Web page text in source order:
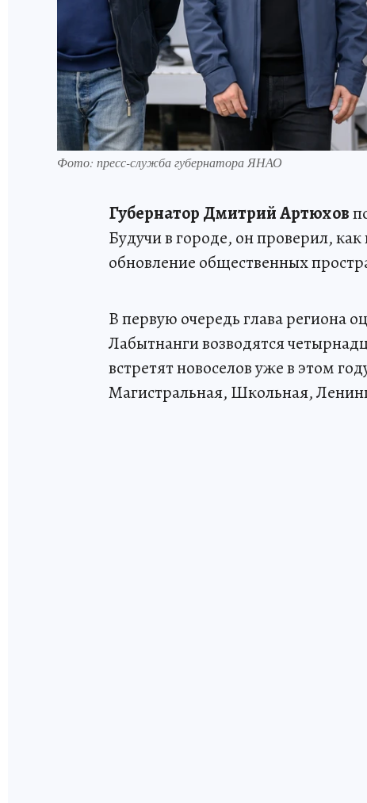
Фото: пресс-служба губернатора ЯНАО
Губернатор Дмитрий Артюхов
Будучи в городе, он проверил,
обновление общественных
В первую очередь глава региона
Лабытнанги возводятся
встретят новоселов уже в этом
Магистральная, Школьная,